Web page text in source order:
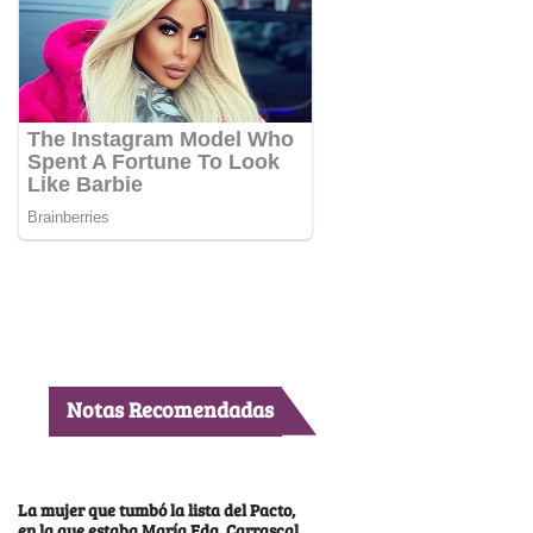
Notas Recomendadas
La mujer que tumbó la lista del Pacto,